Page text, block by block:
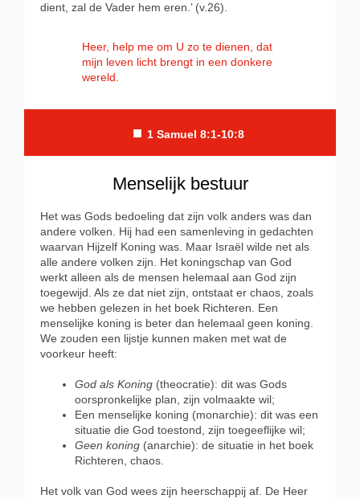
dient, zal de Vader hem eren.’ (v.26).
Heer, help me om U zo te dienen, dat
mijn leven licht brengt in een donkere
wereld.
■ 1 Samuel 8:1-10:8
Menselijk bestuur
Het was Gods bedoeling dat zijn volk anders was dan
andere volken. Hij had een samenleving in gedachten
waarvan Hijzelf Koning was. Maar Israël wilde net als
alle andere volken zijn. Het koningschap van God
werkt alleen als de mensen helemaal aan God zijn
toegewijd. Als ze dat niet zijn, ontstaat er chaos, zoals
we hebben gelezen in het boek Richteren. Een
menselijke koning is beter dan helemaal geen koning.
We zouden een lijstje kunnen maken met wat de
voorkeur heeft:
God als Koning (theocratie): dit was Gods
oorspronkelijke plan, zijn volmaakte wil;
Een menselijke koning (monarchie): dit was een
situatie die God toestond, zijn toegeeflijke wil;
Geen koning (anarchie): de situatie in het boek
Richteren, chaos.
Het volk van God wees zijn heerschappij af. De Heer